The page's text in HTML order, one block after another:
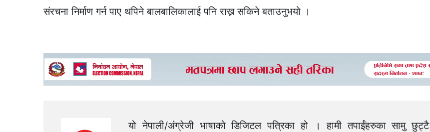
संरचना निर्माण गर्न पाए थपिने बालबालिकालाई पनि राख्न सकिने बताउनुभयो ।
यो नेपाली/अंग्रेजी भाषाको डिजिटल पत्रिका हो । हामी तपाईंहरुका सामु छुट्टै